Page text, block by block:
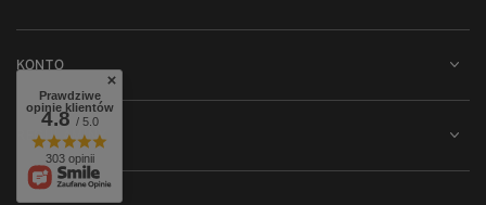
KONTO
REGULAMINY
Prawdziwe
opinie klientów
4.8/ 5.0
303 opinii